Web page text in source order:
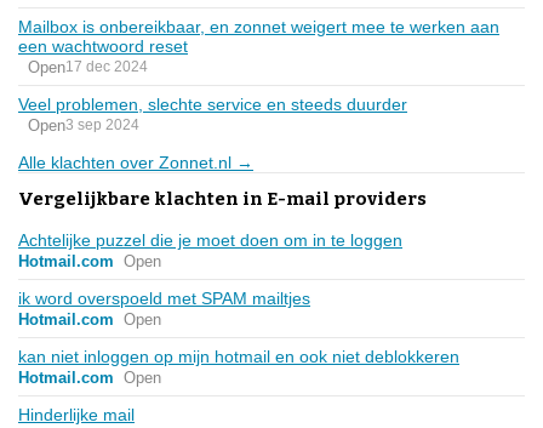
Mailbox is onbereikbaar, en zonnet weigert mee te werken aan
een wachtwoord reset
Open17 dec 2024
Veel problemen, slechte service en steeds duurder
Open3 sep 2024
Alle klachten over Zonnet.nl →
Vergelijkbare klachten in E-mail providers
Achtelijke puzzel die je moet doen om in te loggen
Hotmail.com Open
ik word overspoeld met SPAM mailtjes
Hotmail.com Open
kan niet inloggen op mijn hotmail en ook niet deblokkeren
Hotmail.com Open
Hinderlijke mail